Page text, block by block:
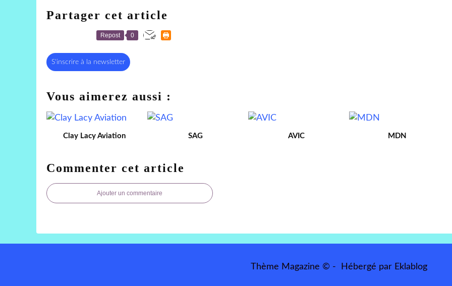
Partager cet article
Repost 0
S'inscrire à la newsletter
Vous aimerez aussi :
Clay Lacy Aviation SAG AVIC MDN
Commenter cet article
Ajouter un commentaire
Thème Magazine © - Hébergé par Eklablog